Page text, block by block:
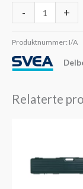
- +
Produktnummer: I/A
Relaterte